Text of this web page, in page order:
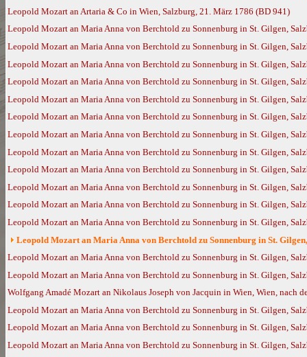
Leopold Mozart an Artaria & Co in Wien, Salzburg, 21. März 1786 (BD 941)
Leopold Mozart an Maria Anna von Berchtold zu Sonnenburg in St. Gilgen,
Leopold Mozart an Maria Anna von Berchtold zu Sonnenburg in St. Gilgen,
Leopold Mozart an Maria Anna von Berchtold zu Sonnenburg in St. Gilgen,
Leopold Mozart an Maria Anna von Berchtold zu Sonnenburg in St. Gilgen,
Leopold Mozart an Maria Anna von Berchtold zu Sonnenburg in St. Gilgen,
Leopold Mozart an Maria Anna von Berchtold zu Sonnenburg in St. Gilgen,
Leopold Mozart an Maria Anna von Berchtold zu Sonnenburg in St. Gilgen,
Leopold Mozart an Maria Anna von Berchtold zu Sonnenburg in St. Gilgen,
Leopold Mozart an Maria Anna von Berchtold zu Sonnenburg in St. Gilgen,
Leopold Mozart an Maria Anna von Berchtold zu Sonnenburg in St. Gilgen,
Leopold Mozart an Maria Anna von Berchtold zu Sonnenburg in St. Gilgen,
Leopold Mozart an Maria Anna von Berchtold zu Sonnenburg in St. Gilgen,
Leopold Mozart an Maria Anna von Berchtold zu Sonnenburg in St.
Leopold Mozart an Maria Anna von Berchtold zu Sonnenburg in St. Gilgen,
Leopold Mozart an Maria Anna von Berchtold zu Sonnenburg in St. Gilgen,
Wolfgang Amadé Mozart an Nikolaus Joseph von Jacquin in Wien, Wien, nach
Leopold Mozart an Maria Anna von Berchtold zu Sonnenburg in St. Gilgen,
Leopold Mozart an Maria Anna von Berchtold zu Sonnenburg in St. Gilgen,
Leopold Mozart an Maria Anna von Berchtold zu Sonnenburg in St. Gilgen,